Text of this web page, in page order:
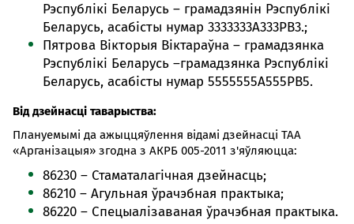
Рэспублікі Беларусь – грамадзянін Рэспублікі
Беларусь, асабісты нумар 3333333А333РВ3.;
Пятрова Вікторыя Віктараўна – грамадзянка
Рэспублікі Беларусь –грамадзянка Рэспублікі
Беларусь, асабісты нумар 5555555А555РВ5.
Від дзейнасці таварыства:
Плануемымі да ажыццяўлення відамі дзейнасці ТАА
«Арганізацыя» згодна з АКРБ 005-2011 з'яўляюцца:
86230 – Стаматалагічная дзейнасць;
86210 – Агульная ўрачэбная практыка;
86220 – Спецыалізаваная ўрачэбная практыка.